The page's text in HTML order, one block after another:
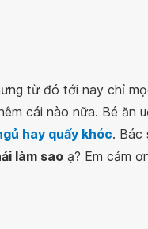
từ đó tới nay chỉ
cái nào nữa. Bé ăn
hay quấy khóc. Bác
làm sao ạ? Em cảm